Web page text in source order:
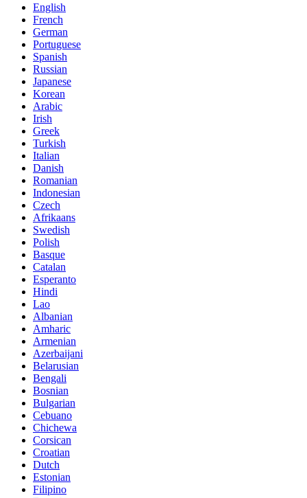
English
French
German
Portuguese
Spanish
Russian
Japanese
Korean
Arabic
Irish
Greek
Turkish
Italian
Danish
Romanian
Indonesian
Czech
Afrikaans
Swedish
Polish
Basque
Catalan
Esperanto
Hindi
Lao
Albanian
Amharic
Armenian
Azerbaijani
Belarusian
Bengali
Bosnian
Bulgarian
Cebuano
Chichewa
Corsican
Croatian
Dutch
Estonian
Filipino